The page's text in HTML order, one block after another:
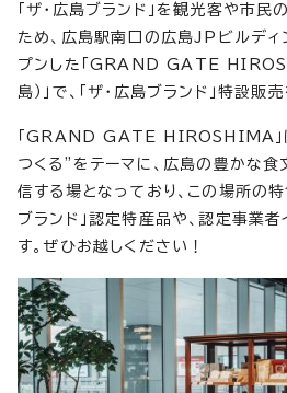
「ザ・広島ブランド」を観光客や市
ため、広島駅南口の広島JPビルデ
プンした「GRAND GATE
島）」で、「ザ・広島ブランド」特設販
「GRAND GATE HIROSHIMA」
つくる”をテーマに、広島の豊かな食
信する場となっており、この場所の特
ブランド」認定特産品や、認定事業
す。ぜひお越しください！